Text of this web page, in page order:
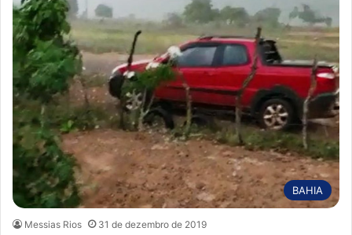
BAHIA
Messias Rios 31 de dezembro de 2019